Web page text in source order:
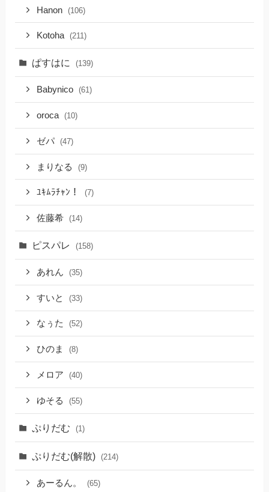
Hanon (106)
Kotoha (211)
ぱすはに (139)
Babynico (61)
oroca (10)
ゼパ (47)
まりなる (9)
ﾕｷﾑﾗﾁｬﾝ！ (7)
佐藤希 (14)
ピスパレ (158)
あれん (35)
すいと (33)
なぅた (52)
ひのま (8)
メロア (40)
ゆそる (55)
ぷりだむ (1)
ぷりだむ(解散) (214)
あーるん。 (65)